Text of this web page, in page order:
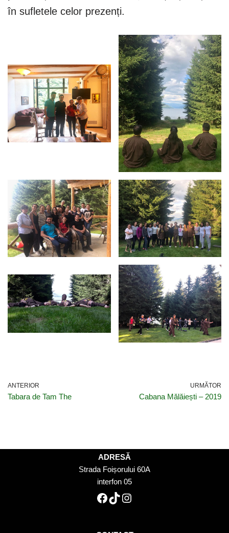
în sufletele celor prezenți.
ANTERIOR
Tabara de Tam The
URMĂTOR
Cabana Mălăiești – 2019
ADRESĂ
Strada Foișorului 60A
interfon 05